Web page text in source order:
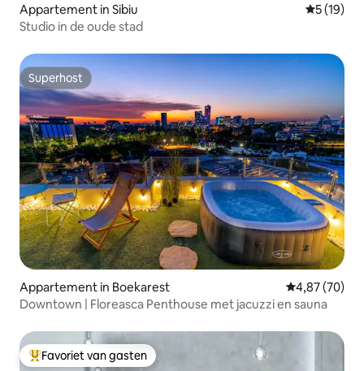
Appartement in Sibiu
5 (19)
Studio in de oude stad
Superhost
Superhost
Appartement in Boekarest Gemiddelde
4,87 (70)
Downtown | Floreasca Penthouse met jacuzzi en sauna
Topfavoriet van gasten
Favoriet van gasten